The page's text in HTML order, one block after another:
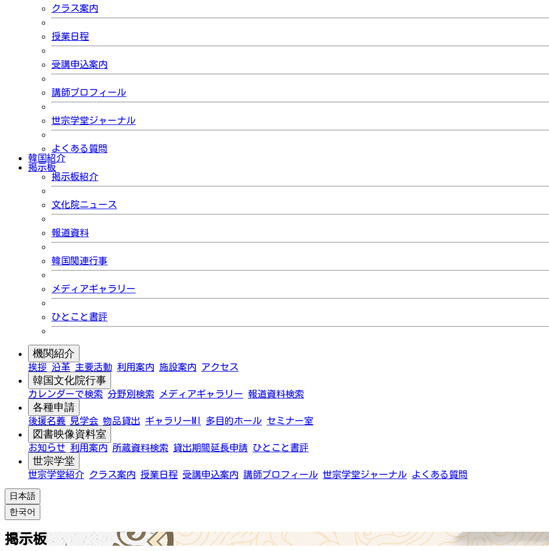
クラス案内
授業日程
受講申込案内
講師プロフィール
世宗学堂ジャーナル
よくある質問
韓国紹介
掲示板
掲示板紹介
文化院ニュース
報道資料
韓国関連行事
メディアギャラリー
ひとこと書評
機関紹介
挨拶 沿革 主要活動 利用案内 施設案内 アクセス
韓国文化院行事
カレンダーで検索 分野別検索 メディアギャラリー 報道資料検索
各種申請
後援名義 見学会 物品貸出 ギャラリーMI 多目的ホール セミナー室
図書映像資料室
お知らせ 利用案内 所蔵資料検索 貸出期間延長申請 ひとこと書評
世宗学堂
世宗学堂紹介 クラス案内 授業日程 受講申込案内 講師プロフィール 世宗学堂ジャーナル よくある質問
日本語
한국어
掲示板